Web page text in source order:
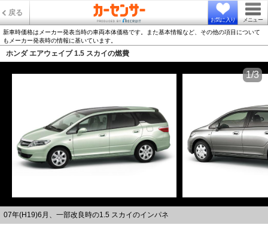
戻る
お気に入り メニュー
新車時価格はメーカー発表当時の車両本体価格です。また基本情報など、その他の項目について
もメーカー発表時の情報に基いています。
ホンダ エアウェイブ 1.5 スカイの燃費
07年(H19)6月、一部改良時の1.5 スカイのインパネ
1/3